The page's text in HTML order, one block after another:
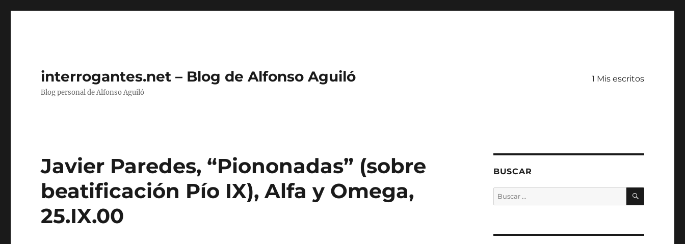
interrogantes.net – Blog de Alfonso Aguiló
Blog personal de Alfonso Aguiló
1 Mis escritos
Javier Paredes, “Piononadas” (sobre
beatificación Pío IX), Alfa y Omega,
25.IX.00
BUSCAR
Buscar
por:
BUSCAR